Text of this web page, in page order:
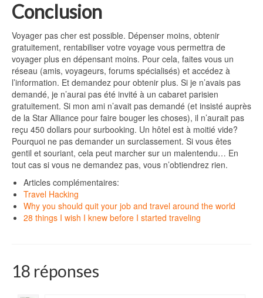
Conclusion
Voyager pas cher est possible. Dépenser moins, obtenir
gratuitement, rentabiliser votre voyage vous permettra de
voyager plus en dépensant moins. Pour cela, faites vous un
réseau (amis, voyageurs, forums spécialisés) et accédez à
l’information. Et demandez pour obtenir plus. Si je n’avais pas
demandé, je n’aurai pas été invité à un cabaret parisien
gratuitement. Si mon ami n’avait pas demandé (et insisté auprès
de la Star Alliance pour faire bouger les choses), il n’aurait pas
reçu 450 dollars pour surbooking. Un hôtel est à moitié vide?
Pourquoi ne pas demander un surclassement. Si vous êtes
gentil et souriant, cela peut marcher sur un malentendu… En
tout cas si vous ne demandez pas, vous n’obtiendrez rien.
Articles complémentaires:
Travel Hacking
Why you should quit your job and travel around the world
28 things I wish I knew before I started traveling
18 réponses